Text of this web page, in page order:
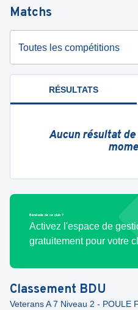
Matchs
Toutes les compétitions
RÉSULTATS
Aucun résultat
Bénévole de ce club ?
Activez l'espace de
gratuitement pour votre
Classement BDU
Veterans A 7 Niveau 2 - POULE